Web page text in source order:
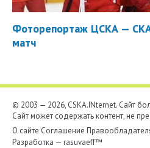
Фоторепортаж ЦСКА —
матч
© 2003 — 2026, CSKA.INternet. Cайт
Сайт может содержать контент, не
О сайте Соглашение
Разработка — rasuvaeff™